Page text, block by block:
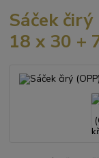
Sáček
18 x 30 +